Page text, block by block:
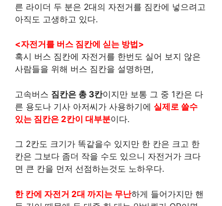
른 라이더 두 분은 2대의 자전거를 짐칸에 넣으려고
아직도 고생하고 있다.
<자전거를 버스 짐칸에 싣는 방법>
혹시 버스 짐칸에 자전거를 한번도 실어 보지 않은
사람들을 위해 버스 짐칸을 설명하면,
고속버스 짐칸은 총 3칸이지만 보통 그 중 1칸은 다
른 용도나 기사 아저씨가 사용하기에 실제로 쓸수
있는 짐칸은 2칸이 대부분이다.
그 2칸도 크기가 똑같을수 있지만 한 칸은 크고 한
칸은 그보다 좀더 작을 수도 있으니 자전거가 크다
면 큰 칸을 먼저 선점하는것도 노하우다.
한 칸에 자전거 2대 까지는 무난하게 들어가지만 핸